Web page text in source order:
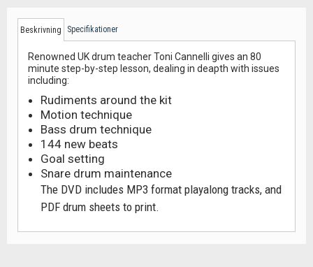
Beskrivning Specifikationer
Renowned UK drum teacher Toni Cannelli gives an 80
minute step-by-step lesson, dealing in deapth with issues
including:
Rudiments around the kit
Motion technique
Bass drum technique
144 new beats
Goal setting
Snare drum maintenance
The DVD includes MP3 format playalong tracks, and
PDF drum sheets to print.